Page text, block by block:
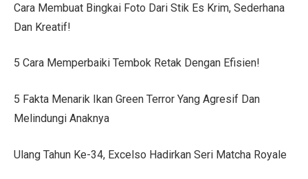
10 Model Batu Alam Dinding Minimalis Terbaru
Cara Membuat Bingkai Foto dari Stik Es Krim,
Tips Menata Hiasan Dinding untuk Ruang Tamu Estetis
Cara Membuat Bingkai Foto Dari Stik Es Krim, Sederhana
Dan Kreatif!
5 Cara Memperbaiki Tembok Retak Dengan Efisien!
5 Fakta Menarik Ikan Green Terror Yang Agresif Dan
Melindungi Anaknya
Ulang Tahun Ke-34, Excelso Hadirkan Seri Matcha Royale